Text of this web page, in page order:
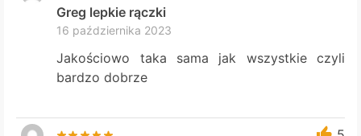
Greg lepkie rączki
16 października 2023
Jakościowo taka sama jak wszystkie czyli
bardzo dobrze